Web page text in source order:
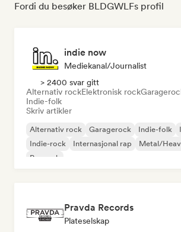
Fordi du besøker BLDGWLFs profil
indie now
Mediekanal/journalist
> 2400 svar gitt
Alternativ rockElektronisk rock
Indie-folk
Skriv artikler
Alternativ rock Garagerock Indie-folk
Indie-rock
Internasjonal rap
Metal/
Poprock
Pravda Records
Plateselskap